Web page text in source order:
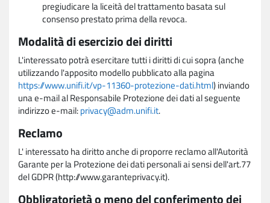
pregiudicare la liceità del trattamento basata sul
consenso prestato prima della revoca.
Modalità di esercizio dei diritti
L'interessato potrà esercitare tutti i diritti di cui sopra (anche
utilizzando l'apposito modello pubblicato alla pagina
https://www.unifi.it/vp-11360-protezione-dati.html) inviando
una e-mail al Responsabile Protezione dei dati al seguente
indirizzo e-mail:privacy@adm.unifi.it.
Reclamo
L' interessato ha diritto anche di proporre reclamo all'Autorità
Garante per la Protezione dei dati personali ai sensi dell'art.77
del GDPR (http://www.garanteprivacy.it).
Obbligatorietà o meno del conferimento dei